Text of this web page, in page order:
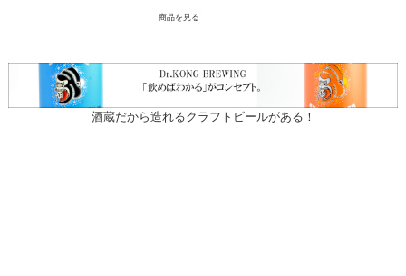
商品を見る
酒蔵だから造れるクラフトビールがある！